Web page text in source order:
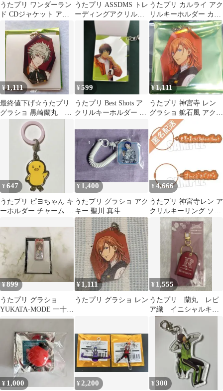
うたプリ ワンダーラン
ド CDジャケット アク
リルキーリング
HE★VENS
うたプリ ASSDMS トレ
ーディングアクリルチ
ャーム 帝ナギ
うたプリ カルライ アク
リルキーホルダー カミ
ュ
¥1,111
最終値下げ☆うたプリ
グラショ 黒崎蘭丸 鉱
石風アクリルチャーム
¥599
うたプリ Best Shots ア
クリルキーホルダー 愛
¥ 1,111
うたプリ 神宮寺 レン
グラショ 鉱石風 アクリ
ルチャームコレクショ
ン
¥647
うたプリ ピヨちゃん キ
ーホルダー チャーム う
¥ 1,400
うたプリ グラショ アク
キー 聖川 真斗
¥ 4,666
うたプリ 神宮寺レン ア
クリルキーリング ソロ
ベスト
¥899
うたプリ グラショ
YUKATA-MODE 一十木
音也 木札根付＆千社札
¥ 1,111
うたプリ グラショ レン
¥ 1,555
うたプリ 蘭丸 レピ
ア織 イニシャルキー
ホルダー Floral
Harmony
¥ 1,000 ¥ 2,200 ¥300